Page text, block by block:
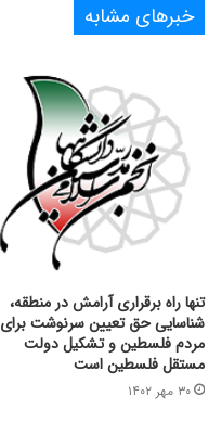
خبرهای مشابه
تنها راه برقراری آرامش در منطقه،
شناسایی حق تعیین سرنوشت برای
مردم فلسطین و تشکیل دولت
مستقل فلسطین است
۳۰ مهر ۱۴۰۲